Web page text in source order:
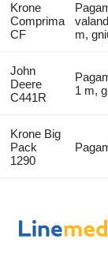
Krone
Comprima
CF
m,
John
Deere
C441R
1 m,
Krone Big
Pack
1290